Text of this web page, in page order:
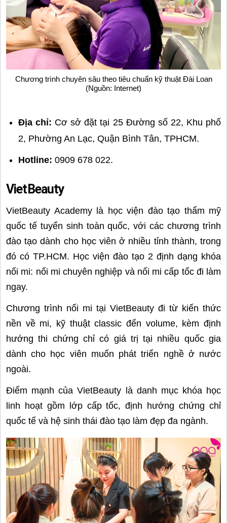
Chương trình chuyên sâu theo tiêu chuẩn kỹ thuật Đài Loan
(Nguồn: Internet)
Địa chỉ: Cơ sở đặt tại 25 Đường số 22, Khu phố
2, Phường An Lạc, Quận Bình Tân, TPHCM.
Hotline: 0909 678 022.
VietBeauty
VietBeauty Academy là học viện đào tạo thẩm mỹ
quốc tế tuyển sinh toàn quốc, với các chương trình
đào tạo dành cho học viên ở nhiều tỉnh thành, trong
đó có TP.HCM. Học viện đào tạo 2 định dạng khóa
nối mi: nối mi chuyên nghiệp và nối mi cấp tốc đi làm
ngay.
Chương trình nối mi tại VietBeauty đi từ kiến thức
nền về mi, kỹ thuật classic đến volume, kèm định
hướng thi chứng chỉ có giá trị tại nhiều quốc gia
dành cho học viên muốn phát triển nghề ở nước
ngoài.
Điểm mạnh của VietBeauty là danh mục khóa học
linh hoạt gồm lớp cấp tốc, định hướng chứng chỉ
quốc tế và hệ sinh thái đào tạo làm đẹp đa ngành.